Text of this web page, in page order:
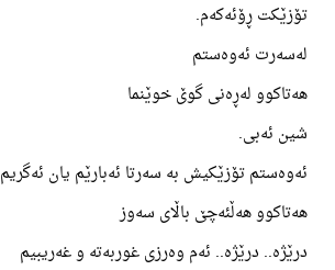
تۆزێکت ڕۆئەکەم.
لەسەرت ئەوەستم
هەتاکوو لەڕەنی گوێ خوێنما
شین ئەبی.
ئەوەستم تۆزێکیش بە سەرتا ئەبارێم یان ئەگریم
هەتاکوو هەڵئەچێ باڵای سەوز
درێژە.. درێژە.. ئەم وەرزی غوربەتە و غەریبیم